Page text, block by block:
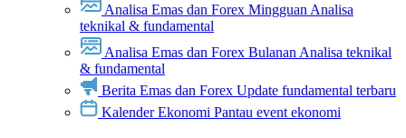
Analisa Emas dan Forex Mingguan Analisa
teknikal & fundamental
Analisa Emas dan Forex Bulanan Analisa teknikal
& fundamental
Berita Emas dan Forex Update fundamental terbaru
Kalender Ekonomi Pantau event ekonomi